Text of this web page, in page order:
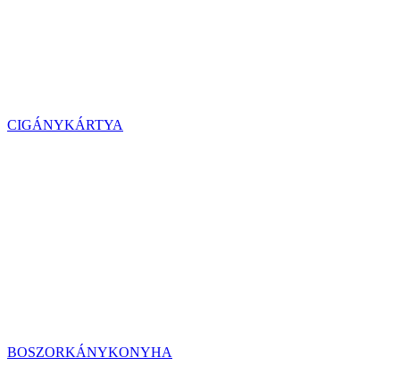
CIGÁNYKÁRTYA
BOSZORKÁNYKONYHA